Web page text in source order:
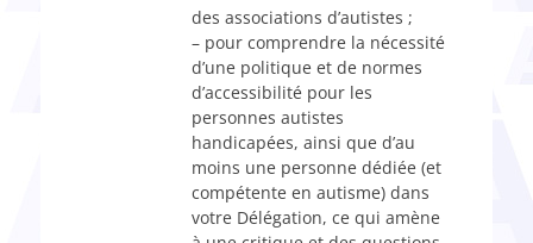
des associations d’autistes ;
– pour comprendre la nécessité
d’une politique et de normes
d’accessibilité pour les
personnes autistes
handicapées, ainsi que d’au
moins une personne dédiée (et
compétente en autisme) dans
votre Délégation, ce qui amène